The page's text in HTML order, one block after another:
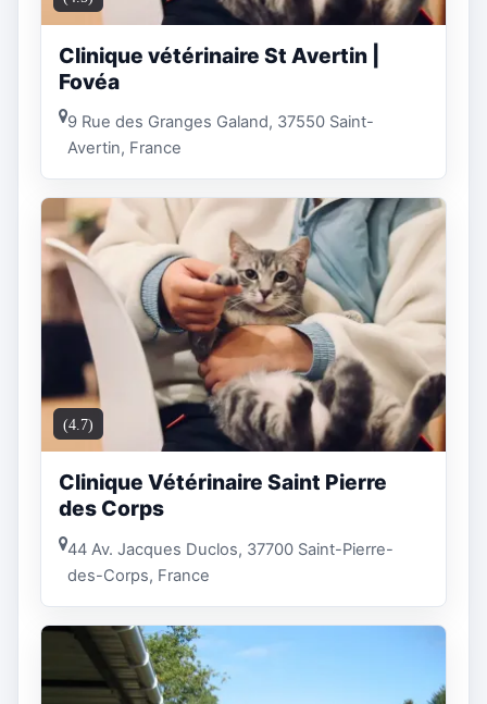
Clinique vétérinaire St Avertin |
Fovéa
9 Rue des Granges Galand, 37550 Saint-
Avertin, France
(4.7)
Clinique Vétérinaire Saint Pierre
des Corps
44 Av. Jacques Duclos, 37700 Saint-Pierre-
des-Corps, France